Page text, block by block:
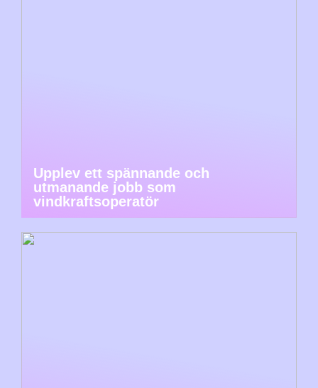
Upplev ett spännande och
utmanande jobb som
vindkraftsoperatör